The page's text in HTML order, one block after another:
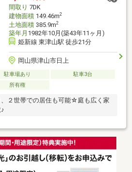
家づくり
間取り 7DK
建物面積149.46m2
土地面積385.9m2
築年月 1982年10月(築43年11ヶ月)
姫新線 東津山駅 徒歩21分
岡山県津山市日上
駐車場あり
駐車3台
所有権
、２世帯での居住も可能☆庭も広く家